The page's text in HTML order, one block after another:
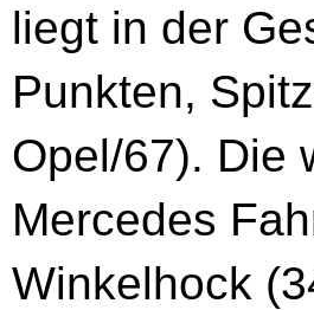
liegt in der
Punkten,
Opel/67). Die
Mercedes
Winkelhock